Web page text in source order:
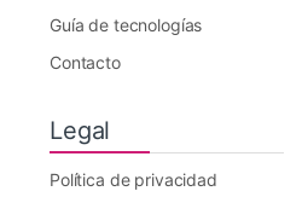
Guía de tecnologías
Contacto
Legal
Política de privacidad